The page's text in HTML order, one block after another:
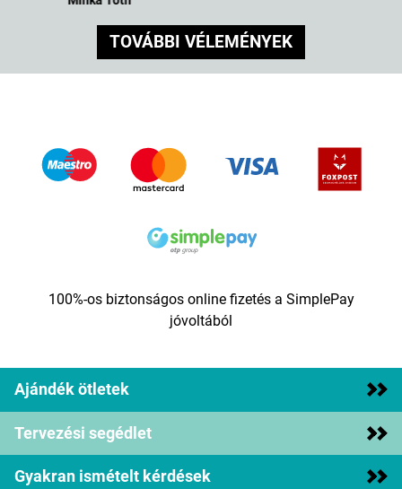
TOVÁBBI VÉLEMÉNYEK
100%-os biztonságos online fizetés a SimplePay
jóvoltából
Ajándék ötletek
Tervezési segédlet
Gyakran ismételt kérdések